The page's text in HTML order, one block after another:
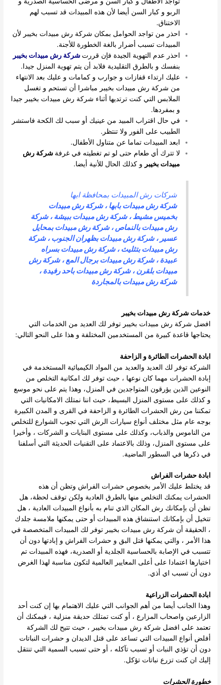
الربو و كبار السن أيضا لأن هذه المبيدات قد تسبب لهم
الاختناق.
احذر من تواجد الحوامل بمكان شركة رش مبيدات بخيبر لأن
المبيدات تسبب أضرار بالغة الخطورة للأجنة.
احذر عدم التهوية الجيدة فإن قررت شركة رش مبيدات بخيبر
بنفسك و بالطرق التقليدية فلابد أن يتم تهوية المنزل جيدا.
عليك ارتداء قفازات و جوارب و كمامات و عليك بعد الانتهاء
من شركة رش مبيدات بخيبر مباشرا أن تستحم و تغسل
الملابس التي كنت ترتديها أثناء شركة رش مبيدات بخيبر جيدا
و بمفردها.
في حال اقتراب المبيد من عينيك أو سبب لك الكحة فاستشر
الطبيب على الفور ولا تنتظر.
ابعد المبيدات تماما عن متناول الأطفال.
لا تترك أي طعام حتى لو تم تغطيته في غرفة شركة رش
مبيدات بخيبر و كذلك الحال للأنية أيضا.
شركات رش المبيدات بمحافظة ابها
شركة رش مبيدات بابها ،شركة رش مبيدات
بخميس مشيط،شركة رش مبيدات ببيشة،شركة
رش مبيدات بالنماص،شركة رش مبيدات بمحايل
عسير ،شركة رش مبيدات بظهران الجنوب،شركة
رش مبيدات بتثليث، شركة رش مبيدات بسراه
عبيدة ،شركة رش مبيدات برجال المع،شركة رش
مبيدات بلقرن،شركة رش مبيدات باحد رفيدة،
شركة رش مبيدات بالمجاردة
خدماتشركة رش مبيدات بخيبر
افضل شركة رش مبيدات بخيبر توفر لك العديد من الخدمات التي
يحتاجها قاعدة كبيرة من المستخدمين المختلفة و هذا على النحو التالي:
ابادة الحشرات الطائرة و الزاحفة
الشركة توفر لك العديد والعديد من المواد الكيميائية المستخدمة في
إبادة الحشرات مهما كان نوعها ، حيث توفر لك امكانية التخلص من
النوعين الذين يؤرقون المتواجدين في المنزل، وهذا يتم على نحو موسع
و كذلك على مستوى المنزل البسيط، حيث اننا نمتلك الامكانيات التي
تمكننا من رش الحشرات الطائرة و الزاحفة في القرى و المدن الكبيرة
بوجه عام مثل مختلف أنواع سيارات الرش التي تجوب الشوارع للتخلص
من الناموس والذباب، وكذلك على مستوى البنايات و الشركات ، وأخيرا
على مستوى المنزل، وذلك بالاعتماد على التقنيات الحديثة التي أسلفنا
في ذكرها في السطور الماضية.
ابادة حشرات الفراش
قد يختلط عليك الأمر بخصوص حشرات الفراش وتظن أن هذه
الحشرات يمكنك التخلص منها بالطرق العادية ولكن توقف لحظة، هل
تظن أن بإمكانك رش المكان الذي تنام به بأنواع المبيدات العادية ، هل
تتخيل أن بإمكانك استنشاق هذه المبيدات أو حتى يمكنها ملامسة جلدك
، الحقيقة أن شركة رش مبيدات بخيبر توفر لك المبيدات المتخصصة في
هذا الأمر ، والتي يمكنها قتل البق و حشرات الفراش و إبادتها دون أن
تتسبب في الإصابة بالحساسية الجلدية أو الصدرية، فهذه المبيدات تم
اختيارها اعتمادا على أعلى المعايير العالمية لتكون مناسبة لهذا الغرض
دون أن تسبب اي أذي.
ابادة الحشرات الزراعية
وهذا الجانب أيضا من أهم الجوانب التي عليك الاهتمام بها إن كنت أحد
الزارعين واصحاب المزارع ، أو كنت تمتلك حديقة منزلية ، فيمكنك أن
تعتمد على افضل شركة رش مبيدات بخيبر ، حيث تتيح لك الشركة
أفلض أنواع المبيدات التي تساعد على قتل الديدان و حشرات النباتات
دون أن تؤذي النبات أو تسبب تآكله ، أو حتى تسبب السمية التي تنتقل
إليك ان كنت تزرع نباتات تؤكل.
خطورة الحشرات